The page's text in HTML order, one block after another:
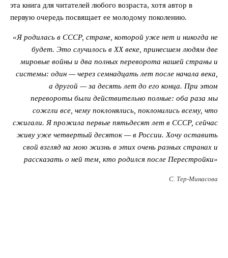
эта книга для читателей любого возраста, хотя автор в
первую очередь посвящает ее молодому поколению.
«Я родилась в СССР, стране, которой уже нет и никогда не
будет. Это случилось в XX веке, принесшем людям две
мировые войны и два полных переворота нашей страны и
системы: один — через семнадцать лет после начала века,
а другой — за десять лет до его конца. При этом
перевороты были действительно полные: оба раза мы
сожгли все, чему поклонялись, поклонились всему, что
сжигали. Я прожила первые пятьдесят лет в СССР, сейчас
живу уже четвертый десяток — в России. Хочу оставить
свой взгляд на мою жизнь в этих очень разных странах и
рассказать о ней тем, кто родился после Перестройки»
С. Тер-Минасова